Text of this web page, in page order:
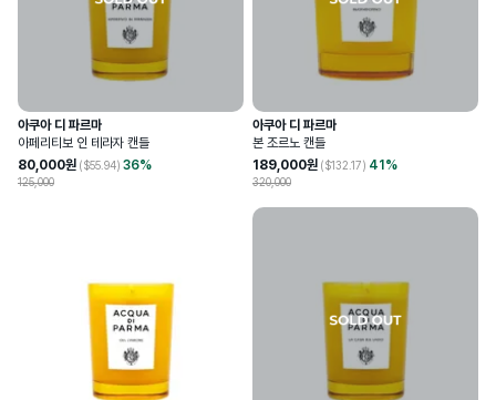
아쿠아 디 파르마
아페리티보 인 테라자 캔들
80,000원 ($55.94) 36%
125,000
아쿠아 디 파르마
본 조르노 캔들
189,000원 ($132.17) 41 %
320,000